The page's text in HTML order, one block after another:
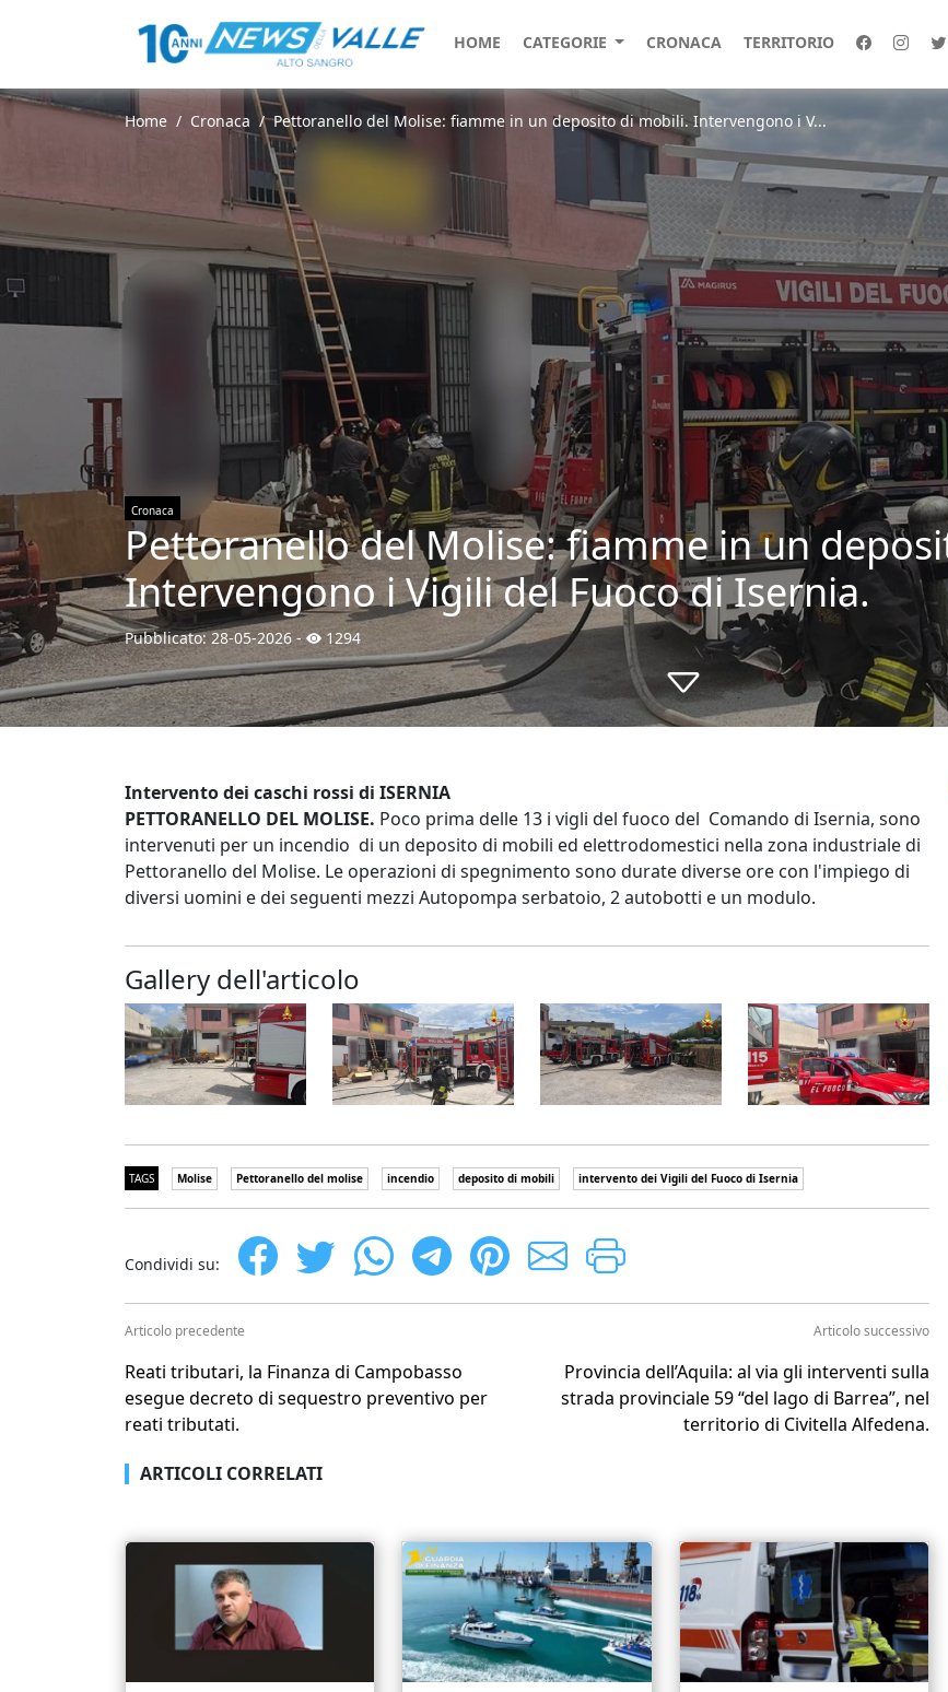
HOME CATEGORIE CRONACA TERRITORIO
Home Cronaca Pettoranello del Molise: fiamme in un deposito di mobili. Intervengono i V...
Cronaca
Pettoranello del Molise: fiamme in un
Intervengono i Vigili del Fuoco di Isernia.
Pubblicato:28-05-2026 - 1294
Intervento dei caschi rossi di ISERNIA
PETTORANELLO DEL MOLISE. Poco prima delle 13 i vigli del fuoco del Comando di Isernia, sono
intervenuti per un incendio di un deposito di mobili ed elettrodomestici nella zona industriale di
Pettoranello del Molise. Le operazioni di spegnimento sono durate diverse ore con l'impiego di
diversi uomini e dei seguenti mezzi Autopompa serbatoio, 2 autobotti e un modulo.
Gallery dell'articolo
TAGS Molise Pettoranello del molise incendio deposito di mobili intervento dei Vigili del Fuoco di Isernia
Condividi su:
Articolo precedente
Reati tributari, la Finanza di Campobasso
esegue decreto di sequestro preventivo per
reati tributati.
Articolo successivo
Provincia dell’Aquila: al via gli interventi sulla
strada provinciale 59 “del lago di Barrea”, nel
territorio di Civitella Alfedena.
ARTICOLI CORRELATI